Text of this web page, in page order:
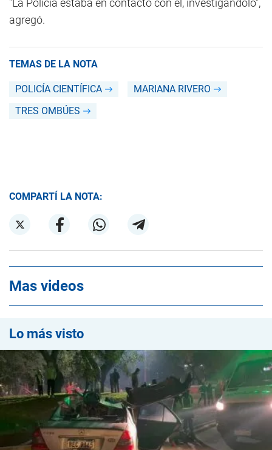
"La Policía estaba en contacto con él, investigándolo",
agregó.
TEMAS DE LA NOTA
POLICÍA CIENTÍFICA
MARIANA RIVERO
TRES OMBÚES
COMPARTÍ LA NOTA:
Mas videos
Lo más visto